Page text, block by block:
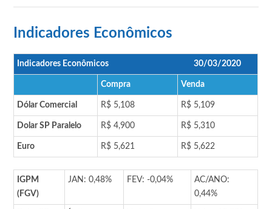
Indicadores Econômicos
Indicadores Econômicos 30/03/2020
Compra Venda
Dólar Comercial R$ 5,108 R$ 5,109
Dolar SP Paralelo R$ 4,900 R$ 5,310
Euro R$ 5,621 R$ 5,622
IGPM
(FGV)
JAN: 0,48% FEV: -0,04%
AC/ANO:
0,44%